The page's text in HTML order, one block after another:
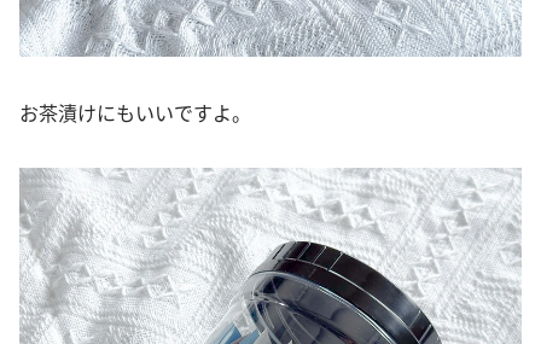
お茶漬けにもいいですよ。